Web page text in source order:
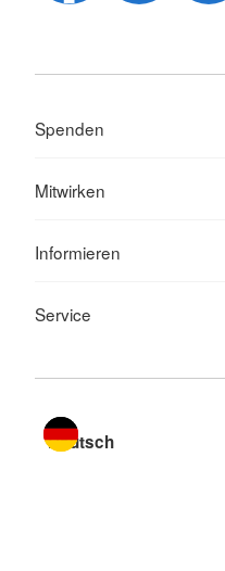
Spenden
Mitwirken
Informieren
Service
Sprache wechseln zu